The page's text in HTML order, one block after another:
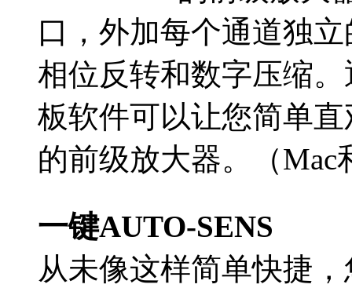
口，外加每个通道独
相位反转和数字压缩
板软件可以让您简单
的前级放大器。（Mac
一键AUTO-SENS
从未像这样简单快捷